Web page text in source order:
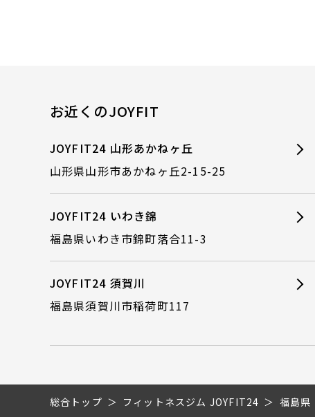
お近くのJOYFIT
JOYFIT24 山形あかねヶ丘
山形県山形市あかねヶ丘2-15-25
JOYFIT24 いわき錦
福島県いわき市錦町落合11-3
JOYFIT24 須賀川
福島県須賀川市稲荷町117
総合トップ フィットネスジム JOYFIT24 福島県